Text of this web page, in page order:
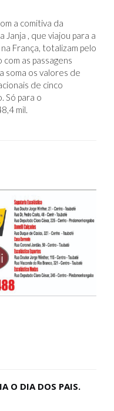
a comitiva da
Janja , que viajou para a
França, totalizam pelo
as passagens
soma os valores de
de cinco
Só para o
mil.
O DIA DOS PAIS.